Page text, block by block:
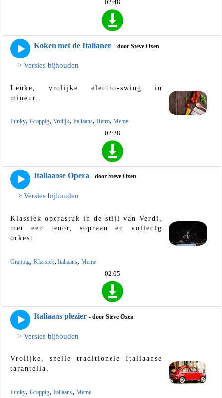
02:48
Koken met de Italianen - door Steve Oxen
> Versies bijhouden
Leuke, vrolijke electro-swing in
mineur.
Funky, Grappig, Vrolijk, Italiaans, Retro, Meme
02:28
Italiaanse Opera - door Steve Oxen
> Versies bijhouden
Klassiek operastuk in de stijl van Verdi,
met een tenor, sopraan en volledig
orkest.
Grappig, Klassiek, Italiaans, Meme
02:05
Italiaans plezier - door Steve Oxen
> Versies bijhouden
Vrolijke, snelle traditionele Italiaanse
tarantella.
Funky, Grappig, Italiaans, Meme